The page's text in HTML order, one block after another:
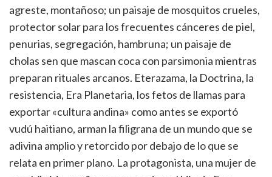
agreste, montañoso; un paisaje de mosquitos crueles,
protector solar para los frecuentes cánceres de piel,
penurias, segregación, hambruna; un paisaje de
cholas sen que mascan coca con parsimonia mientras
preparan rituales arcanos. Eterazama, la Doctrina, la
resistencia, Era Planetaria, los fetos de llamas para
exportar «cultura andina» como antes se exportó
vudú haitiano, arman la filigrana de un mundo que se
adivina amplio y retorcido por debajo de lo que se
relata en primer plano. La protagonista, una mujer de